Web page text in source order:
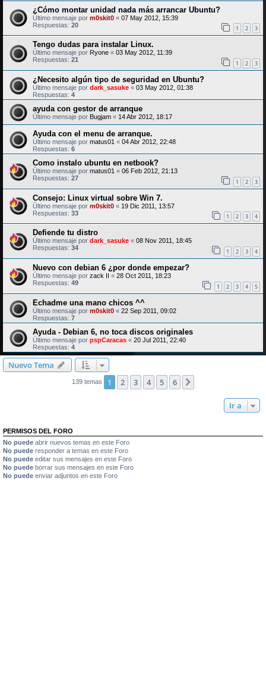
¿Cómo montar unidad nada más arrancar Ubuntu?
Último mensaje por m0skit0 « 07 May 2012, 15:39
Respuestas: 20 1 2 3
Tengo dudas para instalar Linux.
Último mensaje por Ryone « 03 May 2012, 11:39
Respuestas: 21 1 2 3
¿Necesito algún tipo de seguridad en Ubuntu?
Último mensaje por dark_sasuke « 03 May 2012, 01:38
Respuestas: 4
ayuda con gestor de arranque
Último mensaje por Bugjam « 14 Abr 2012, 18:17
Ayuda con el menu de arranque.
Último mensaje por matus01 « 04 Abr 2012, 22:48
Respuestas: 6
Como instalo ubuntu en netbook?
Último mensaje por matus01 « 06 Feb 2012, 21:13
Respuestas: 27 1 2 3
Consejo: Linux virtual sobre Win 7.
Último mensaje por m0skit0 « 19 Dic 2011, 13:57
Respuestas: 33 1 2 3 4
Defiende tu distro
Último mensaje por dark_sasuke « 08 Nov 2011, 18:45
Respuestas: 34 1 2 3 4
Nuevo con debian 6 ¿por donde empezar?
Último mensaje por zack II « 28 Oct 2011, 18:23
Respuestas: 49 1 2 3 4 5
Echadme una mano chicos ^^
Último mensaje por m0skit0 « 22 Sep 2011, 09:02
Respuestas: 7
Ayuda - Debian 6, no toca discos originales
Último mensaje por pspCaracas « 20 Jul 2011, 22:40
Respuestas: 4
Nuevo Tema
139 temas 1 2 3 4 5 6
Ir a
PERMISOS DEL FORO
No puede abrir nuevos temas en este Foro
No puede responder a temas en este Foro
No puede editar sus mensajes en este Foro
No puede borrar sus mensajes en este Foro
No puede enviar adjuntos en este Foro